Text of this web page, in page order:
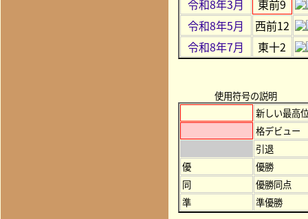
令和8年3月
東前9
令和8年5月
西前12
令和8年7月
東十2
使用符号の説明
新しい最高
格デビュー
引退
優
優勝
同
優勝同点
準
準優勝